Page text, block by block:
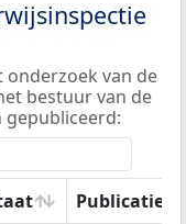
onderzoek van de
bestuur van de